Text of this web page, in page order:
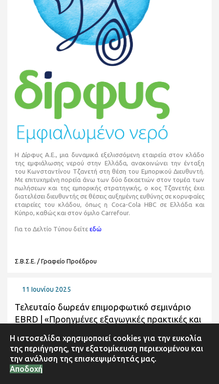
Η Δίρφυς Α.Ε., μια δυναμικά εξελισσόμενη εταιρεία στον κλάδο
της εμφιάλωσης νερού στην Ελλάδα, ανακοινώνει την ένταξη
του Κωνσταντίνου Τζανετή στη θέση του Εμπορικού Διευθυντή.
Με επιτυχημένη πορεία άνω των δύο δεκαετιών στον τομέα των
πωλήσεων και της εμπορικής στρατηγικής, ο κος Τζανετής έχει
διατελέσει διευθυντής σε θέσεις αυξημένης ευθύνης σε κορυφαίες
εταιρείες του κλάδου, όπως η Coca-Cola HBC σε Ελλάδα και
Κύπρο, καθώς και στον όμιλο Carrefour.
Για το Δελτίο Τύπου δείτε εδώ
Σ.Β.Σ.Ε. / Γραφείο Προέδρου
11 Ιουνίου 2025
Τελευταίο δωρεάν επιμορφωτικό σεμινάριο
EBRD | «Προηγμένες εξαγωγικές πρακτικές και
Η ιστοσελίδα χρησιμοποιεί cookies για την ευκολία
της περιήγησης, την εξατομίκευση περιεχομένου και
την ανάλυση της επισκεψιμότητάς μας.
Αποδοχή